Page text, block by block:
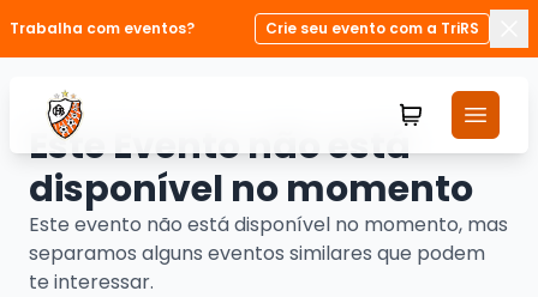
Trabalha com eventos?
Crie seu evento com a TriRS
Este Evento não está
disponível no momento
Este evento não está disponível no momento, mas
separamos alguns eventos similares que podem
te interessar.